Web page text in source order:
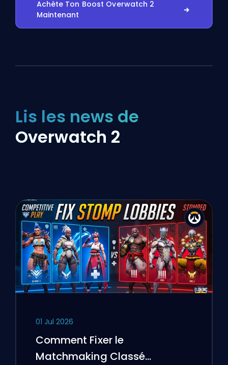
Achète Ton Boost Overwatch 2
Maintenant
Lis les news de
Overwatch 2
01 Jul 2026
Comment Fixer le
Matchmaking Classé